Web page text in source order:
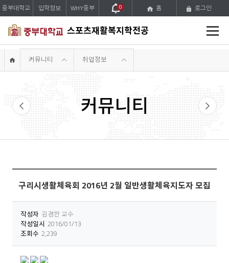
스포츠재활복지학전공
메
중부대학교 입학정보 WHY중부 0 홈 로그인
커뮤니티
커뮤니티 취업정보
구리시생활체육회 2016년 2월 일반생활체육지도자 모집
작성자 김경한 교수
작성일시 2016/01/13
조회수 2,239